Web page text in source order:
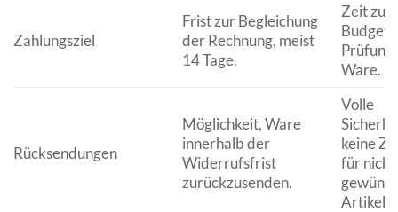
Zahlungsziel
Frist zur Begleichung
der Rechnung, meist
14 Tage.
Zeit zur
Prüfung
Ware.
Rücksendungen
Möglichkeit, Ware
innerhalb der
Widerrufsfrist
zurückzusenden.
Volle
keine
für nicht
Artikel.